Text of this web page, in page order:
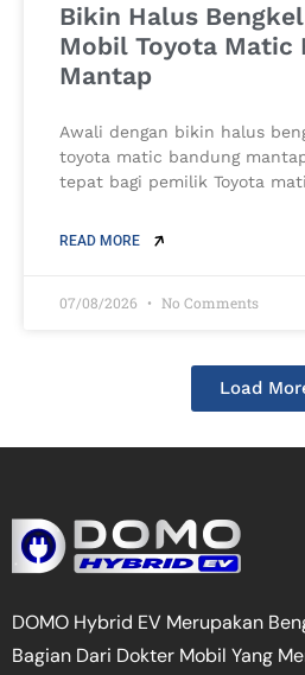
Bikin Halus
Mobil Toyota Matic
Mantap
Awali dengan bikin halus
toyota matic bandung
tepat bagi pemilik Toyota
READ MORE
07/08/2026 No Comments
Load
DOMO Hybrid EV Merupakan
Bagian Dari Dokter Mobil Yang